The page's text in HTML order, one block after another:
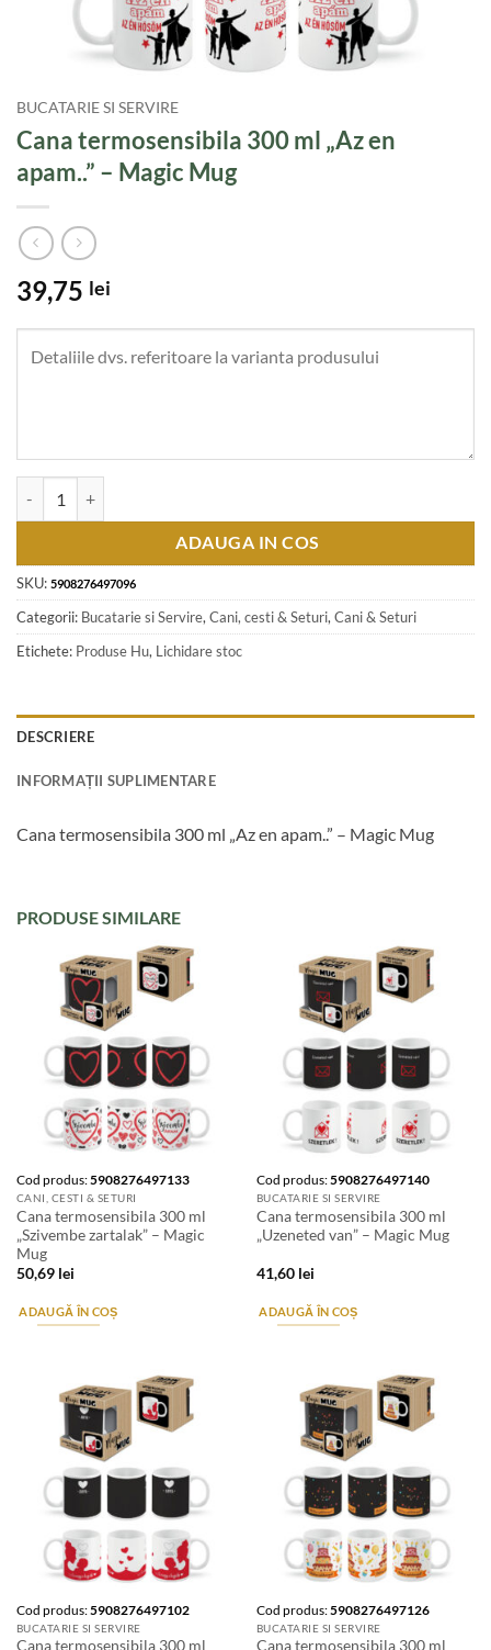
BUCATARIE SI SERVIRE
Cana termosensibila 300 ml „Az en
apam..” – Magic Mug
39,75 lei
ADAUGA IN COS
SKU: 5908276497096
Categorii: Bucatarie si Servire, Cani, cesti & Seturi, Cani & Seturi
Etichete: Produse Hu, Lichidare stoc
DESCRIERE
INFORMAȚII SUPLIMENTARE
Cana termosensibila 300 ml „Az en apam..” – Magic Mug
PRODUSE SIMILARE
Cod produs:5908276497133
CANI, CESTI & SETURI
Cana termosensibila 300 ml
„Szivembe zartalak” – Magic
Mug
50,69 lei
ADAUGĂ ÎN COȘ
Cod produs:5908276497140
BUCATARIE SI SERVIRE
Cana termosensibila 300 ml
„Uzeneted van” – Magic Mug
41,60 lei
ADAUGĂ ÎN COȘ
Cod produs:5908276497102
BUCATARIE SI SERVIRE
Cana termosensibila 300 ml
Cod produs:5908276497126
BUCATARIE SI SERVIRE
Cana termosensibila 300 ml